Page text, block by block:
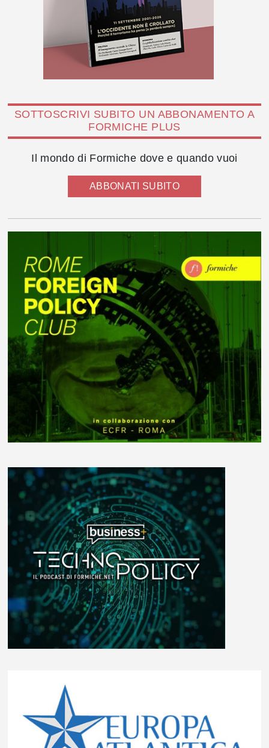
SOTTOSCRIVI SUBITO UN ABBONAMENTO A
FORMICHE PLUS
Il mondo di Formiche dove e quando vuoi
ABBONATI SUBITO